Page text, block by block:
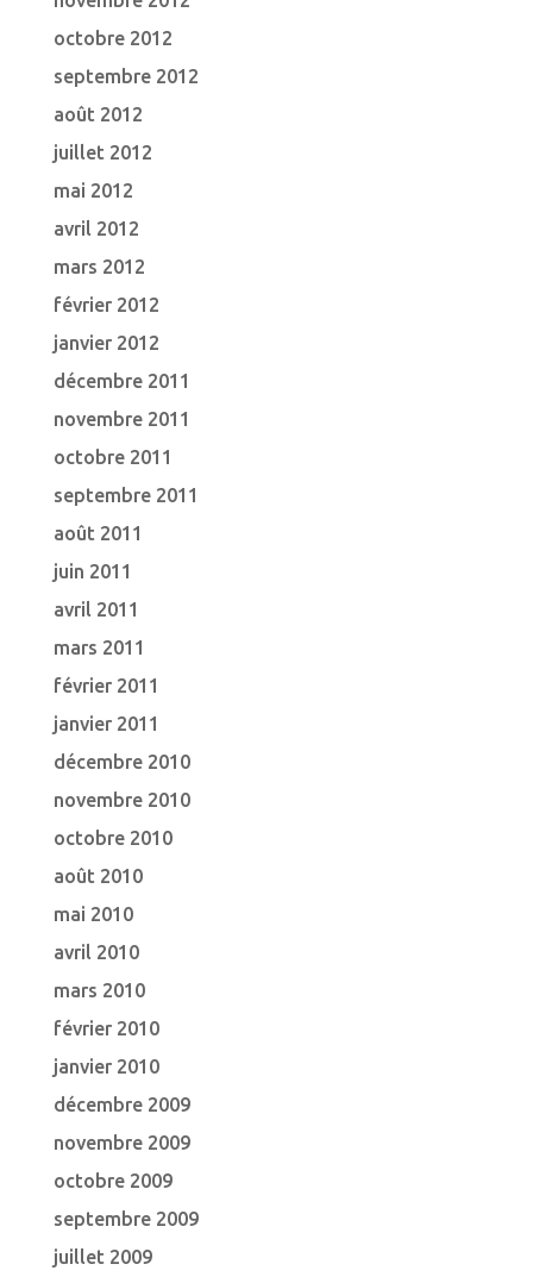
octobre 2012
septembre 2012
août 2012
juillet 2012
mai 2012
avril 2012
mars 2012
février 2012
janvier 2012
décembre 2011
novembre 2011
octobre 2011
septembre 2011
août 2011
juin 2011
avril 2011
mars 2011
février 2011
janvier 2011
décembre 2010
novembre 2010
octobre 2010
août 2010
mai 2010
avril 2010
mars 2010
février 2010
janvier 2010
décembre 2009
novembre 2009
octobre 2009
septembre 2009
juillet 2009